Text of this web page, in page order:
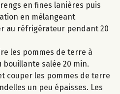
en fines lanières puis
en mélangeant
au réfrigérateur pendant 20
les pommes de terre à
salée 20 min.
couper les pommes de terre
un peu épaisses. Les